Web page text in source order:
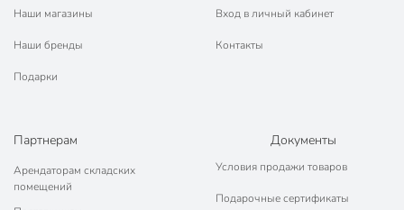
Гарантия производителя, мес
24
Модель
Вес в упаковке
Наши магазины
Наши бренды
Подарки
Вход в личный кабинет
Контакты
Партнерам
Арендаторам складских
помещений
Документы
Условия продажи товаров
Подарочные сертификаты